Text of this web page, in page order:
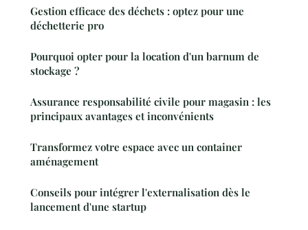
Gestion efficace des déchets : optez pour une
déchetterie pro
Pourquoi opter pour la location d'un barnum de
stockage ?
Assurance responsabilité civile pour magasin : les
principaux avantages et inconvénients
Transformez votre espace avec un container
aménagement
Conseils pour intégrer l'externalisation dès le
lancement d'une startup